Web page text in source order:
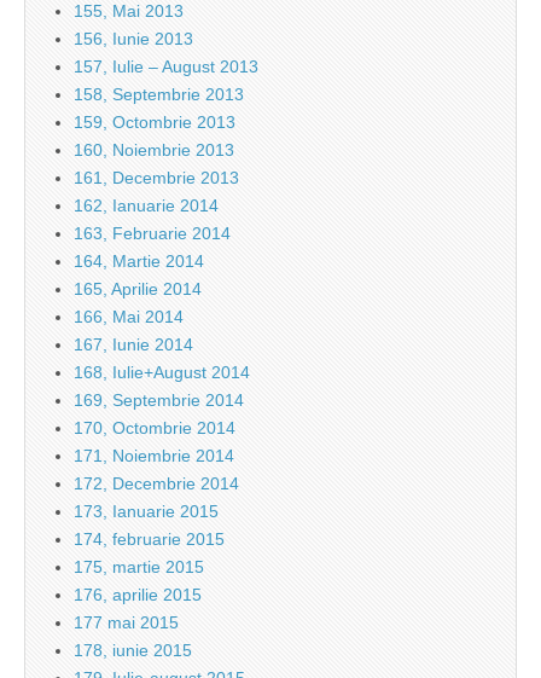
155, Mai 2013
156, Iunie 2013
157, Iulie – August 2013
158, Septembrie 2013
159, Octombrie 2013
160, Noiembrie 2013
161, Decembrie 2013
162, Ianuarie 2014
163, Februarie 2014
164, Martie 2014
165, Aprilie 2014
166, Mai 2014
167, Iunie 2014
168, Iulie+August 2014
169, Septembrie 2014
170, Octombrie 2014
171, Noiembrie 2014
172, Decembrie 2014
173, Ianuarie 2015
174, februarie 2015
175, martie 2015
176, aprilie 2015
177 mai 2015
178, iunie 2015